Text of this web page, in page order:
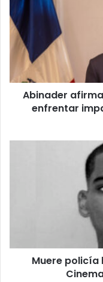
país
está
preparado
enfrentar
impacto
crisis
internacional
Abinader
enfrentar
del
MalecónMuere policía